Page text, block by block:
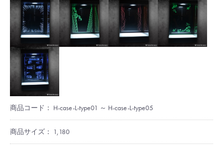
商品コード： H-case-L-type01 ～ H-case-L-type05
商品サイズ： 1,180